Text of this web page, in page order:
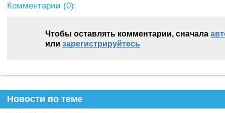
Комментарии (0):
Чтобы оставлять комментарии, сначала
или зарегистрируйтесь
Новости по теме